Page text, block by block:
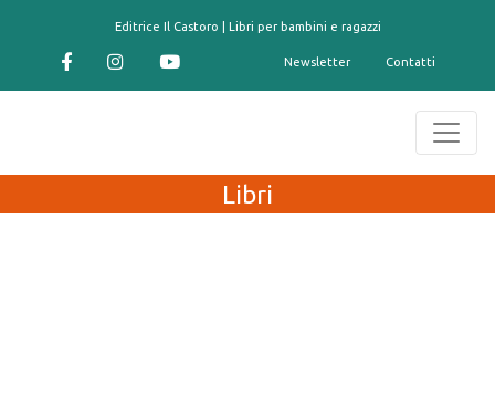
Editrice Il Castoro | Libri per bambini e ragazzi
Newsletter Contatti
Libri